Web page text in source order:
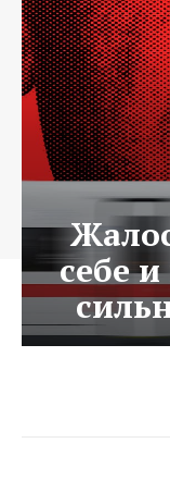
себе